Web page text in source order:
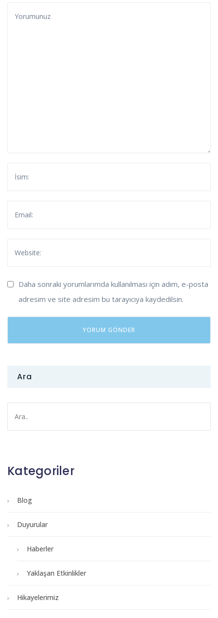
Daha sonraki yorumlarımda kullanılması için adım, e-posta
adresim ve site adresim bu tarayıcıya kaydedilsin.
Ara
Kategoriler
Blog
Duyurular
Haberler
Yaklaşan Etkinlikler
Hikayelerimiz